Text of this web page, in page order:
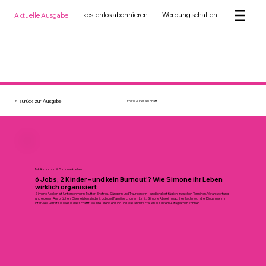
kostenlos abonnieren Werbung schalten
Aktuelle Ausgabe
Politik & Gesellschaft
< zurück zur Ausgabe
MAA spricht mit Simone Abelein
6 Jobs, 2 Kinder – und kein Burnout!? Wie Simone ihr Leben
wirklich organisiert
Simone Abelein ist Unternehmerin, Mutter, Ehefrau, Sängerin und Traurednerin – und jongliert täglich zwischen Terminen, Verantwortung
und eigenen Ansprüchen. Die meisten sind mit Job und Familie schon am Limit. Simone Abelein macht einfach noch drei Dinge mehr. Im
Interview verrät sie wie sie das schafft, wo ihre Grenzen sind und was andere Frauen aus ihrem Alltag lernen können.